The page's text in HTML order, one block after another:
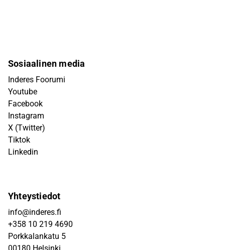
Sosiaalinen media
Inderes Foorumi
Youtube
Facebook
Instagram
X (Twitter)
Tiktok
Linkedin
Yhteystiedot
info@inderes.fi
+358 10 219 4690
Porkkalankatu 5